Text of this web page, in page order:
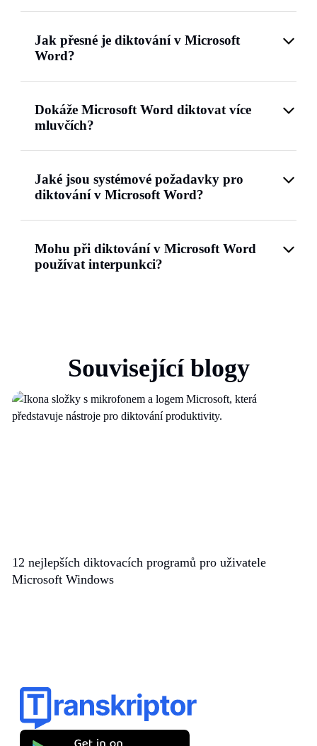
Jak přesné je diktování v Microsoft
Word?
Dokáže Microsoft Word diktovat více
mluvčích?
Jaké jsou systémové požadavky pro
diktování v Microsoft Word?
Mohu při diktování v Microsoft Word
používat interpunkci?
Související blogy
12 nejlepších diktovacích programů pro uživatele
Microsoft Windows